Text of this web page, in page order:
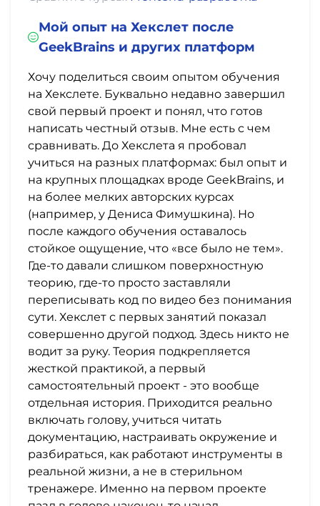
Мой опыт на Хекслет после
GeekBrains и других платформ
Хочу поделиться своим опытом обучения
на Хекслете. Буквально недавно завершил
свой первый проект и понял, что готов
написать честный отзыв. Мне есть с чем
сравнивать. До Хекслета я пробовал
учиться на разных платформах: был опыт и
на крупных площадках вроде GeekBrains, и
на более мелких авторских курсах
(например, у Дениса Фимушкина). Но
после каждого обучения оставалось
стойкое ощущение, что «все было не тем».
Где-то давали слишком поверхностную
теорию, где-то просто заставляли
переписывать код по видео без понимания
сути. Хекслет с первых занятий показал
совершенно другой подход. Здесь никто не
водит за руку. Теория подкрепляется
жесткой практикой, а первый
самостоятельный проект - это вообще
отдельная история. Приходится реально
включать голову, учиться читать
документацию, настраивать окружение и
разбираться, как работают инструменты в
реальной жизни, а не в стерильном
тренажере. Именно на первом проекте